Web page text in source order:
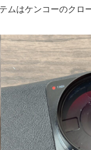
はケンコーのクロ